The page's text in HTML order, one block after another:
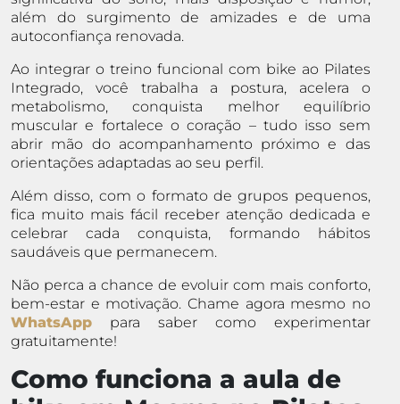
além do surgimento de amizades e de uma
autoconfiança renovada.
Ao integrar o treino funcional com bike ao Pilates
Integrado, você trabalha a postura, acelera o
metabolismo, conquista melhor equilíbrio
muscular e fortalece o coração – tudo isso sem
abrir mão do acompanhamento próximo e das
orientações adaptadas ao seu perfil.
Além disso, com o formato de grupos pequenos,
fica muito mais fácil receber atenção dedicada e
celebrar cada conquista, formando hábitos
saudáveis que permanecem.
Não perca a chance de evoluir com mais conforto,
bem-estar e motivação. Chame agora mesmo no
WhatsApp para saber como experimentar
gratuitamente!
Como funciona a aula de